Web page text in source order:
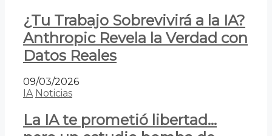
¿Tu Trabajo Sobrevivirá a la IA?
Anthropic Revela la Verdad con
Datos Reales
09/03/2026
IA Noticias
La IA te prometió libertad…